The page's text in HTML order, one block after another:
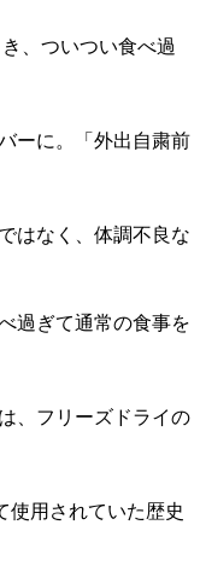
、ついつい食べ過
ーに。「外出自粛前
はなく、体調不良な
過ぎて通常の食事を
、フリーズドライの
使用されていた歴史